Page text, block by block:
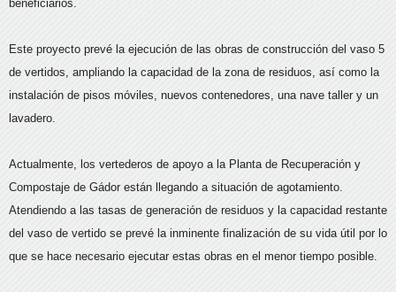
beneficiarios.
Este proyecto prevé la ejecución de las obras de construcción del vaso 5
de vertidos, ampliando la capacidad de la zona de residuos, así como la
instalación de pisos móviles, nuevos contenedores, una nave taller y un
lavadero.
Actualmente, los vertederos de apoyo a la Planta de Recuperación y
Compostaje de Gádor están llegando a situación de agotamiento.
Atendiendo a las tasas de generación de residuos y la capacidad restante
del vaso de vertido se prevé la inminente finalización de su vida útil por lo
que se hace necesario ejecutar estas obras en el menor tiempo posible.